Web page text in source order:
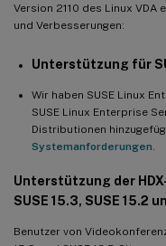
Version 2110 des Linux
und Verbesserungen:
Unterstützung für
Wir haben SUSE Linux
SUSE Linux Enterprise
Distributionen
Systemanforderungen
Unterstützung der
SUSE 15.3, SUSE 15.2
Benutzer von